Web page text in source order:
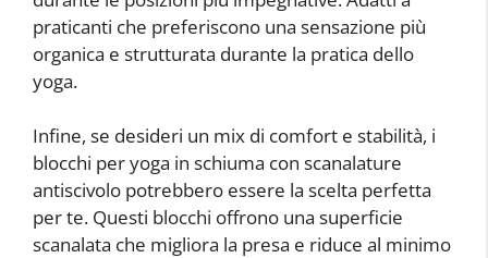
praticanti che preferiscono una sensazione più
organica e strutturata durante la pratica dello
yoga.
Infine, se desideri un mix di comfort e stabilità, i
blocchi per yoga in schiuma con scanalature
antiscivolo potrebbero essere la scelta perfetta
per te. Questi blocchi offrono una superficie
scanalata che migliora la presa e riduce al minimo